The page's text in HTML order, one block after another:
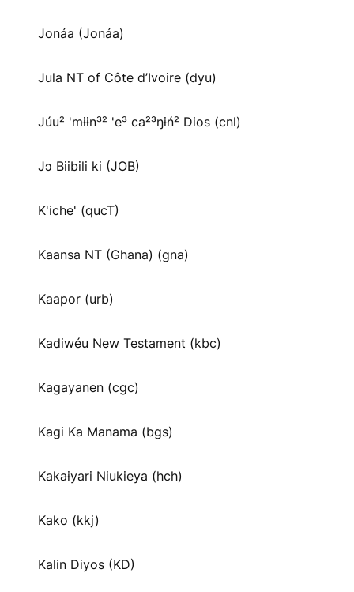
Jonáa (Jonáa)
Jula NT of Côte d’Ivoire (dyu)
Júu² 'mɨɨn³² 'e³ ca²³ŋɨń² Dios (cnl)
Jɔ Biibili ki (JOB)
K'iche' (qucT)
Kaansa NT (Ghana) (gna)
Kaapor (urb)
Kadiwéu New Testament (kbc)
Kagayanen (cgc)
Kagi Ka Manama (bgs)
Kakaɨyari Niukieya (hch)
Kako (kkj)
Kalin Diyos (KD)